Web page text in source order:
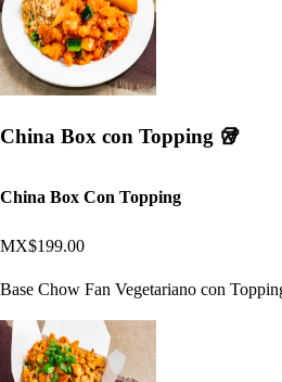
China Box con Topping 🥡
China Box Con Topping
MX$199.00
Base Chow Fan Vegetariano con